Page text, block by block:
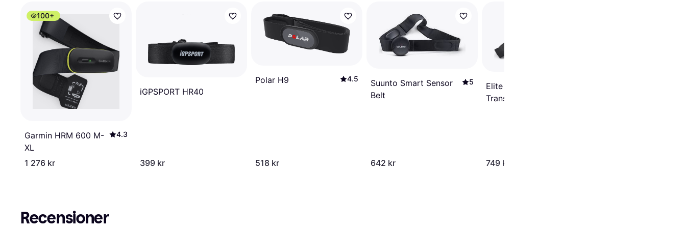
100+
Garmin HRM 600 M-
XL
4.3
1 276 kr
iGPSPORT HR40
399 kr
Polar H9 4.5
518 kr
Suunto Smart Sensor
Belt
5
642 kr
Elite Bluetooth ANT+ HR
Transmission Belt
749 kr
Recensioner